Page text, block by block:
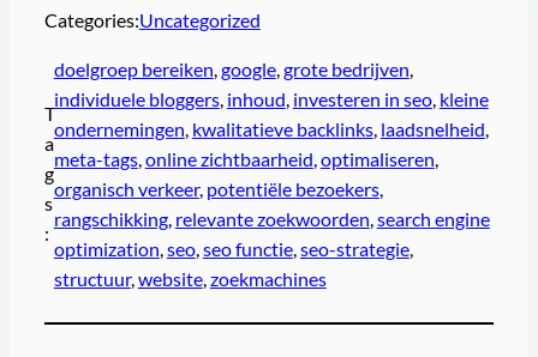
Categories:Uncategorized
T
a
g
s
:
doelgroep bereiken google, grote bedrijven
individuele bloggers, inhoud investeren in seo, kleine
ondernemingen kwalitatieve backlinks, laadsnelheid
meta-tags, online zichtbaarheid optimaliseren
organisch verkeer, potentiële bezoekers
rangschikking, relevante zoekwoorden search engine
optimization seo, seo functie, seo-strategie
structuur, website, zoekmachines